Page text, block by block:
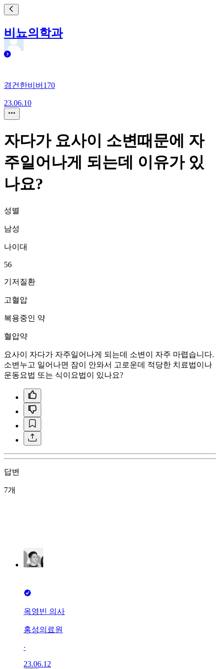
비뇨의학과
경건한비버170
23.06.10
자다가 요사이 소변때문에 자
주일어나게 되는데 이유가 있
나요?
성별
남성
나이대
56
기저질환
고혈압
복용중인 약
혈압약
요사이 자다가 자주일어나게 되는데 소변이 자주 마렵습니다.
소변누고 일어나면 잠이 안와서 고로운데 적당한 치료법이나
운동요법 또는 식이요법이 있나요?
답변
7개
옥영빈 의사
홍성의료원
∙
23.06.12